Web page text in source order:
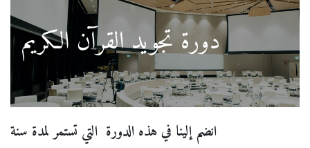
دورة تجويد القرآن الكريم
انضم إلينا في هذه الدورة التي تستمر لمدة سنة